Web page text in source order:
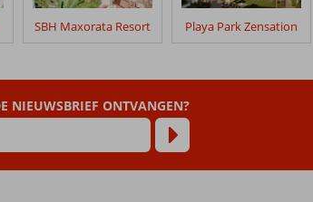
SBH Maxorata Resort Playa Park Zensation
NIEUWSBRIEF ONTVANGEN?